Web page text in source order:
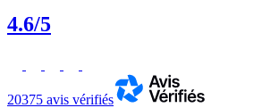
4.6/5
20375 avis vérifiés